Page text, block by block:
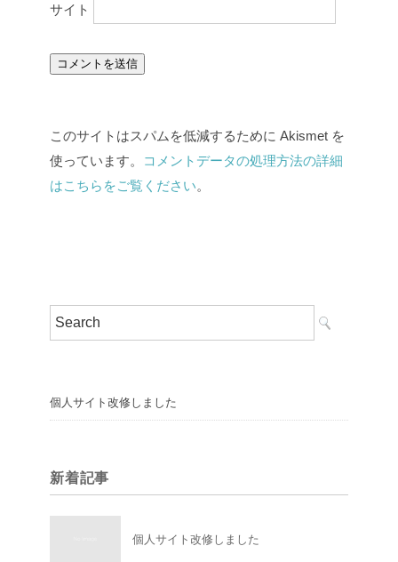
サイト
このサイトはスパムを低減するために Akismet を
使っています。
コメントデータの処理方法の詳細
はこちらをご覧ください。
個人サイト改修しました
新着記事
個人サイト改修しました